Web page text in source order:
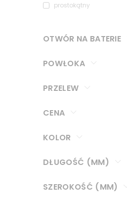
prostokątny
OTWÓR NA BATERIE
POWŁOKA
PRZELEW
CENA
KOLOR
DŁUGOŚĆ (MM)
SZEROKOŚĆ (MM)